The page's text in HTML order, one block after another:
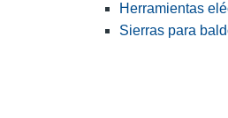
Herramientas
Sierras para